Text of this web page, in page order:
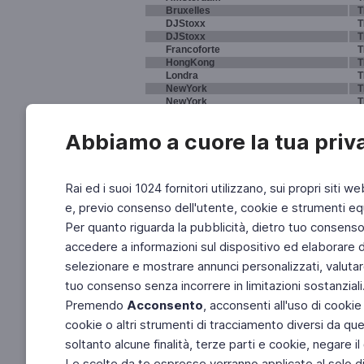
Abbiamo a cuore la tua
Rai ed i suoi 1024 fornitori utilizzano, sui propri siti
e, previo consenso dell'utente, cookie e strumenti
Per quanto riguarda la pubblicità, dietro tuo
accedere a informazioni sul dispositivo ed elaborare
selezionare e mostrare annunci personalizzati,
tuo consenso senza incorrere in limitazioni
Premendo Acconsento, acconsenti all'uso di
cookie o altri strumenti di tracciamento diversi da
soltanto alcune finalità, terze parti e cookie, negare
Bruxelles
DJStoxx
DJStoxx
Francoforte
HongKong
Londra
NewYork
NewYork
Sydney